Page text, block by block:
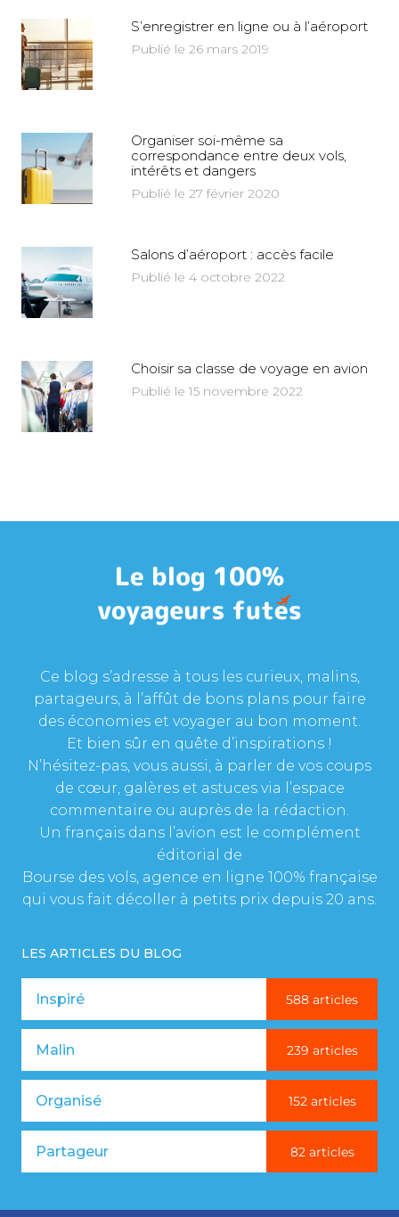
S’enregistrer en ligne ou à l’aéroport
Publié le 26 mars 2019
Organiser soi-même sa
correspondance entre deux vols,
intérêts et dangers
Publié le 27 février 2020
Salons d’aéroport : accès facile
Publié le 4 octobre 2022
Choisir sa classe de voyage en avion
Publié le 15 novembre 2022
Ce blog s’adresse à tous les curieux, malins,
partageurs, à l’affût de bons plans pour faire
des économies et voyager au bon moment.
Et bien sûr en quête d’inspirations !
N’hésitez-pas, vous aussi, à parler de vos coups
de cœur, galères et astuces via l’espace
commentaire ou auprès de la rédaction.
Un français dans l’avion est le complément
éditorial de
Bourse des vols, agence en ligne 100% française
qui vous fait décoller à petits prix depuis 20 ans.
LES ARTICLES DU BLOG
Inspiré 588 articles
Malin 239 articles
Organisé 152 articles
Partageur 82 articles